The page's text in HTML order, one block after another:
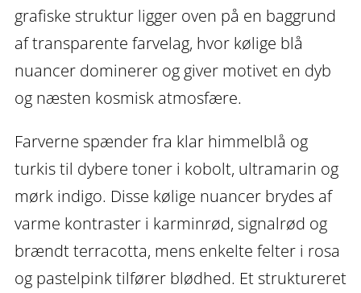
grafiske struktur ligger oven på en baggrund
af transparente farvelag, hvor kølige blå
nuancer dominerer og giver motivet en dyb
og næsten kosmisk atmosfære.
Farverne spænder fra klar himmelblå og
turkis til dybere toner i kobolt, ultramarin og
mørk indigo. Disse kølige nuancer brydes af
varme kontraster i karminrød, signalrød og
brændt terracotta, mens enkelte felter i rosa
og pastelpink tilfører blødhed. Et struktureret